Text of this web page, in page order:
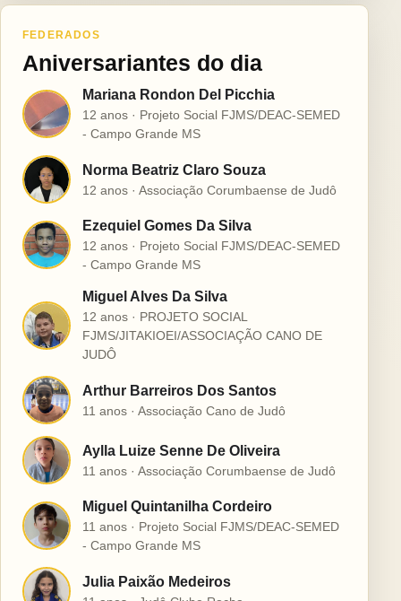
FEDERADOS
Aniversariantes do dia
M
Mariana Rondon Del Picchia
12 anos · Projeto Social FJMS/DEAC-SEMED
- Campo Grande MS
N Norma Beatriz Claro Souza
12 anos · Associação Corumbaense de Judô
E
Ezequiel Gomes Da Silva
12 anos · Projeto Social FJMS/DEAC-SEMED
- Campo Grande MS
M
Miguel Alves Da Silva
12 anos · PROJETO SOCIAL
FJMS/JITAKIOEI/ASSOCIAÇÃO CANO DE
JUDÔ
A Arthur Barreiros Dos Santos
11 anos · Associação Cano de Judô
A Aylla Luize Senne De Oliveira
11 anos · Associação Corumbaense de Judô
M
Miguel Quintanilha Cordeiro
11 anos · Projeto Social FJMS/DEAC-SEMED
- Campo Grande MS
J Julia Paixão Medeiros